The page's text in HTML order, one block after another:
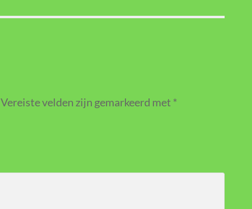
Vereiste velden zijn gemarkeerd met *